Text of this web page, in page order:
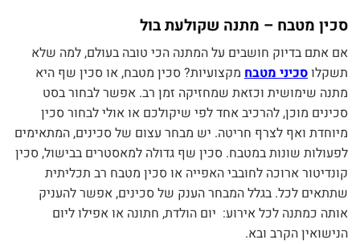
סכין מטבח – מתנה שקולעת בול
אם אתם בדיוק חושבים על המתנה הכי טובה בעולם, למה שלא
תשקלוסכיני מטבח מקצועיות? סכין מטבח, או סכין שף היא
מתנה שימושית וכזאת שמחזיקה זמן רב. אפשר לבחור בסט
סכינים מוכן, להרכיב אחד לפי שיקולכם או אולי לבחור סכין
מיוחדת ואף לצרף חריטה. יש מבחר עצום של סכינים, המתאימים
לפעולות שונות במטבח. סכין שף גדולה למאסטרים בבישול, סכין
קונדיטור ארוכה לחובבי האפייה או סכין מטבח רב תכליתית
שתתאים לכל. בגלל המבחר הענק של סכינים, אפשר להעניק
אותה כמתנה לכל אירוע: יום הולדת, חתונה או אפילו ליום
הנישואין הקרב ובא.